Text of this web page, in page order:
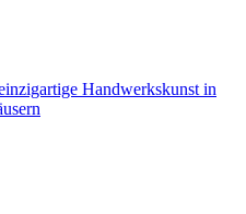
Handwerkskunst in